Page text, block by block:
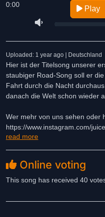
0:00 Play
Uploaded: 1 year ago | Deutschland
Hier ist der Titelsong unserer
staubiger Road-Song soll er
Fahrt durch die Nacht
danach die Welt schon wieder
Wer mehr von uns sehen oder
https://www.instagram.com/
https://open.spotify.com/album/
read more
Online voting
This song has received 40